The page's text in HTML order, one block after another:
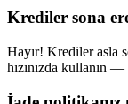
Krediler sona
Hayır! Krediler asla
hızınızda kullanın